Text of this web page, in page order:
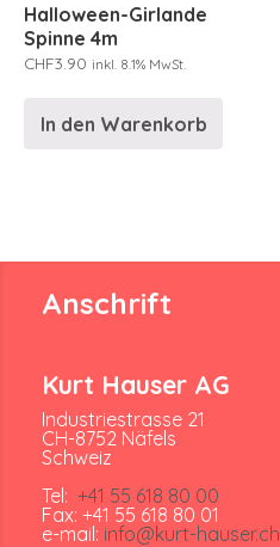
Halloween-Girlande
Spinne 4m
CHF3.90 inkl. 8.1% MwSt.
In den Warenkorb
Anschrift
Kurt Hauser AG
Industriestrasse 21
CH-8752 Näfels
Schweiz
Tel: +41 55 618 80 00
Fax: +41 55 618 80 01
e-mail: info@kurt-hauser.ch